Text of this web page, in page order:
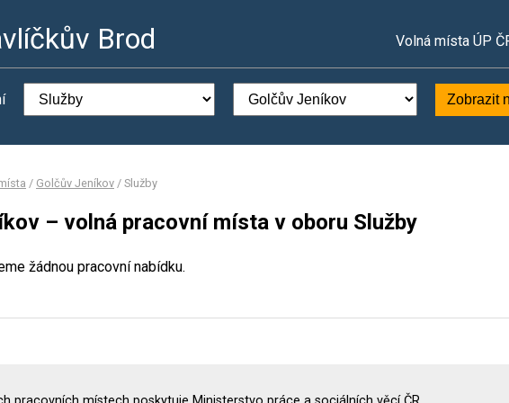
Brod Volná místa ÚP
Zobrazit
/ Golčův Jeníkov / Služby
– volná pracovní místa v oboru Služby
žádnou pracovní nabídku.